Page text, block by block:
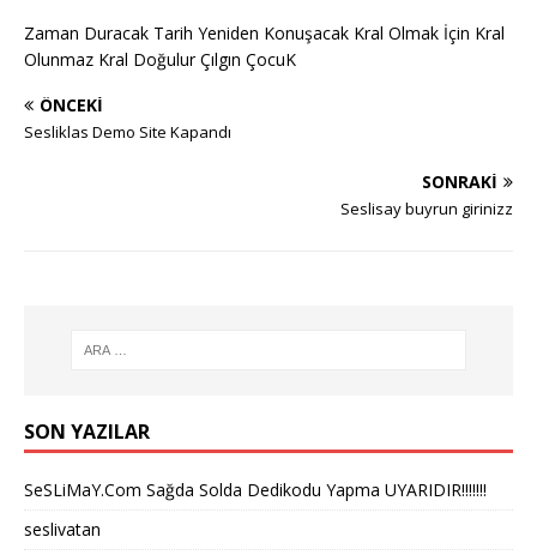
Zaman Duracak Tarih Yeniden Konuşacak Kral Olmak İçin Kral
Olunmaz Kral Doğulur Çılgın ÇocuK
ÖNCEKI
Sesliklas Demo Site Kapandı
SONRAKI
Seslisay buyrun girinizz
SON YAZILAR
SeSLiMaY.Com Sağda Solda Dedikodu Yapma UYARIDIR!!!!!!!
seslivatan